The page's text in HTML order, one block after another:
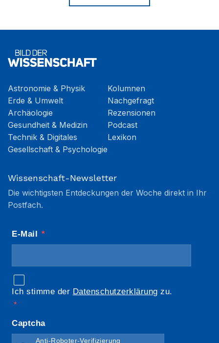
Astronomie & Physik
Erde & Umwelt
Archäologie
Gesundheit & Medizin
Technik & Digitales
Gesellschaft & Psychologie
Kolumnen
Nachgefragt
Rezensionen
Podcast
Lexikon
Wissenschaft-Newsletter
Die wichtigsten Entdeckungen der Woche direkt in Ihr
Postfach.